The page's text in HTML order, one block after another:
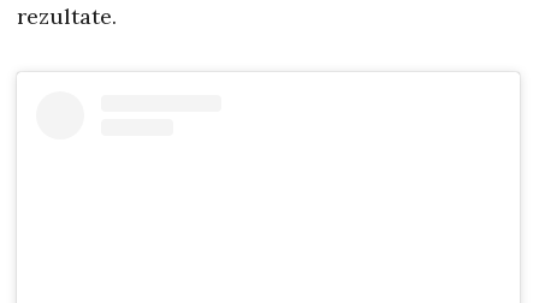
rezultate.